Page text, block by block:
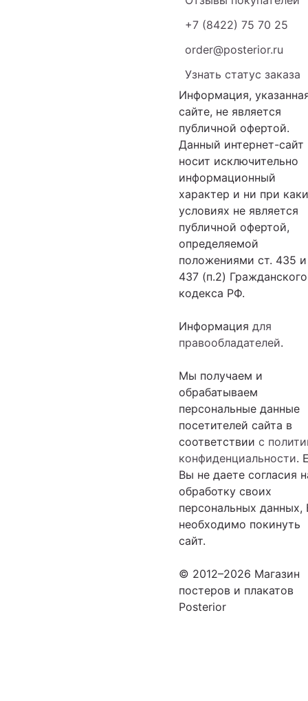
+7 (8422) 75 70 25
order@posterior.ru
Узнать статус заказа
Информация,
сайте, не является
публичной офертой.
Данный интернет-сайт
носит исключительно
информационный
характер и ни при
условиях не является
публичной офертой,
определяемой
положениями ст. 435 и
437 (п.2) Гражданского
кодекса РФ.
Информация для
правообладателей.
Мы получаем и
обрабатываем
персональные данные
посетителей сайта в
соответствии с
конфиденциальности.
Вы не даете согласия
обработку своих
персональных данных,
необходимо покинуть
сайт.
© 2012–2026 Магазин
постеров и плакатов
Posterior